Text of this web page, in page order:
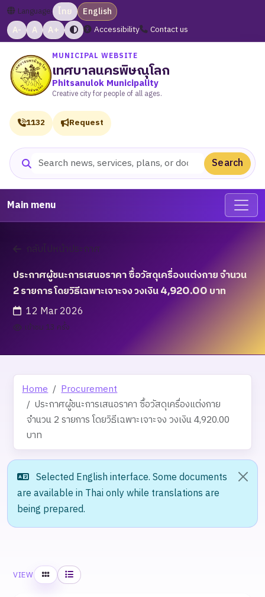
Language: ไทย
English
A-
A A+ Accessibility Contact us
MUNICIPAL WEBSITE
เทศบาลนครพิษณุโลก
Phitsanulok Municipality
Creative city for people of all ages.
Search website Search
1132 Request
Main menu
กลับไปหน้าประกาศ
ประกาศผู้ชนะการเสนอราคา ซื้อวัสดุเครื่องแต่งกาย จำนวน
2 รายการ โดยวิธีเฉพาะเจาะจง วงเงิน 4,920.00 บาท
12 Mar 2026
เข้าชม 13 ครั้ง
Home
Procurement
ประกาศผู้ชนะการเสนอราคา ซื้อวัสดุเครื่องแต่งกาย
จำนวน 2 รายการ โดยวิธีเฉพาะเจาะจง วงเงิน 4,920.00
บาท
Selected English interface. Some documents
are available in Thai only while translations are
being prepared.
VIEW Grid List